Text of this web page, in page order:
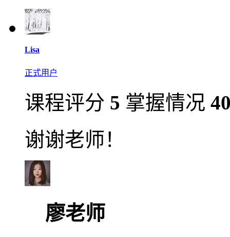
Lisa
正式用户
课程评分 5 掌握情况
谢谢老师！
廖老师